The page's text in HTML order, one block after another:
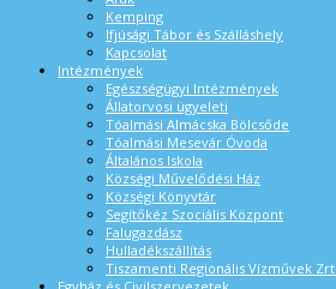
Kemping
Ifjúsági Tábor és Szálláshely
Kapcsolat
Intézmények
Egészségügyi Intézmények
Állatorvosi ügyeleti
Tóalmási Almácska Bölcsőde
Tóalmási Mesevár Óvoda
Általános Iskola
Községi Művelődési Ház
Községi Könyvtár
Segítőkéz Szociális Központ
Falugazdász
Hulladékszállítás
Tiszamenti Regionális Vízművek Zrt.